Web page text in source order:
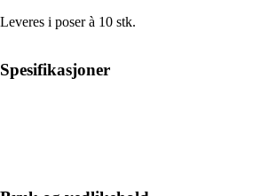
Leveres i poser à 10 stk.
Spesifikasjoner